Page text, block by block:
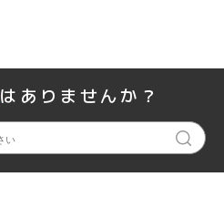
はありませんか？